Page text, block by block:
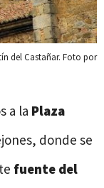
del Castañar. Foto por
a la Plaza
donde se
fuente del